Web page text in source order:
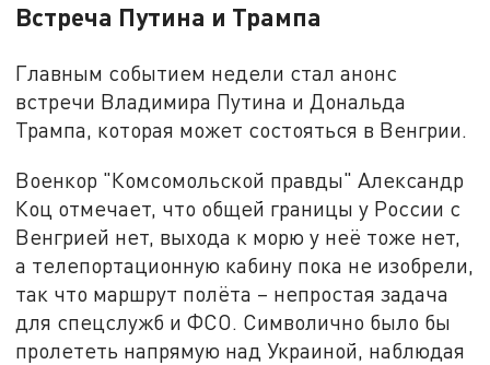
Встреча Путина и Трампа
Главным событием недели стал анонс
встречи Владимира Путина и Дональда
Трампа, которая может состояться в Венгрии.
Военкор "Комсомольской правды" Александр
Коц отмечает, что общей границы у России с
Венгрией нет, выхода к морю у неё тоже нет,
а телепортационную кабину пока не изобрели,
так что маршрут полёта – непростая задача
для спецслужб и ФСО. Символично было бы
пролететь напрямую над Украиной, наблюдая